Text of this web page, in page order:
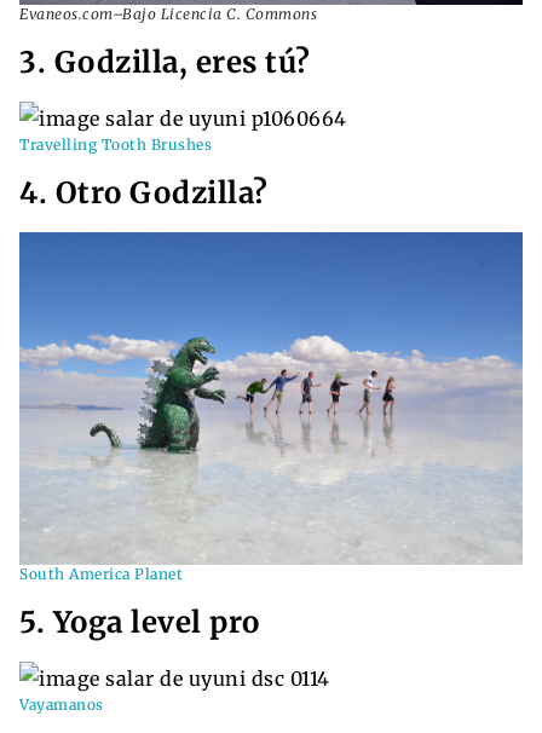
Evaneos.com–Bajo Licencia C. Commons
3. Godzilla, eres tú?
Travelling Tooth Brushes
4. Otro Godzilla?
South America Planet
5. Yoga level pro
Vayamanos